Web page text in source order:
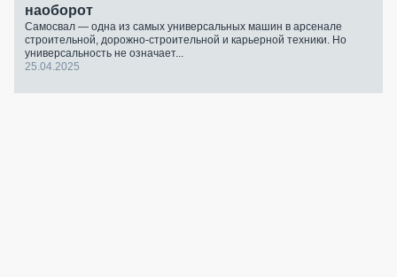
наоборот
Самосвал — одна из самых универсальных машин в арсенале
строительной, дорожно-строительной и карьерной техники. Но
универсальность не означает...
25.04.2025